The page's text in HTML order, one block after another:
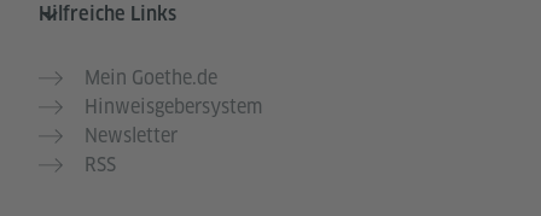
Hilfreiche Links
Mein Goethe.de
Hinweisgebersystem
Newsletter
RSS